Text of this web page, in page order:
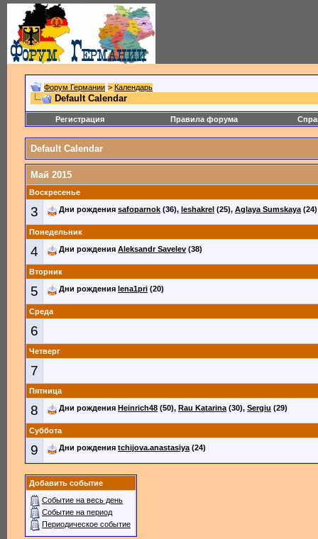
Форум Германии > Календарь
Default Calendar
Регистрация Правила форума
Default Calendar
Май 2015
Воскресенье
3 Дни рождения safoparnok (36), leshakrel (25), Aglaya Sumskaya(24)
Понедельник
4 Дни рождения Aleksandr Savelev (38)
Вторник
5 Дни рождения lena1pri (20)
Среда
6
Четверг
7
Пятница
8 Дни рождения Heinrich48 (50), Rau Katarina(30), Sergiu (29)
Суббота
9 Дни рождения tchijova.anastasiya(24)
Добавить событие
Событие на весь день
Событие на период
Периодическое событие